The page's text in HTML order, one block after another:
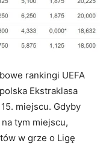
rankingi UEFA
Ekstraklasa
miejscu. Gdyby
na tym miejscu,
w grze o Ligę